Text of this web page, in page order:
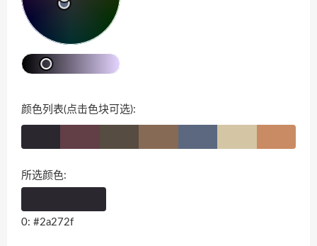
颜色列表(点击色块可选):
所选颜色:
0: #2a272f